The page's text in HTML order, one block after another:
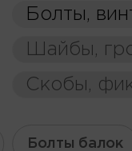
Болты,
Шайбы,
Скобы,
Болты балок